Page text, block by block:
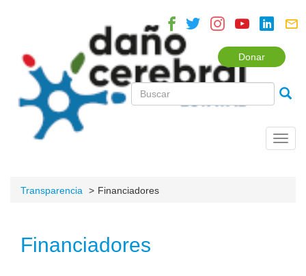
Donar
Transparencia Financiadores
Financiadores